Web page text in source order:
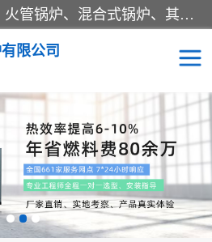
蒸汽锅炉：水管锅炉、火管锅炉、混合式锅炉、其他蒸汽锅炉； 热水锅炉：家用型集中供暖用热水锅炉、其他热水锅炉； 有机热载体锅炉； 船用蒸汽锅炉； （锅炉用辅助设备及装置）蒸汽冷凝器：表面冷凝器、混合式冷凝器、空冷式冷凝器、其他蒸汽冷凝器； 锅炉用辅助设备：节热器、蒸汽收集器、蓄能器、烟垢清除器、气体回收器、泥渣刮除器、空气预热器、其他锅炉用辅助设备；
限公司